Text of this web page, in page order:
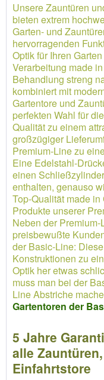
Unsere Zauntüren
bieten extrem
Garten- und
hervorragenden
Optik für Ihren
Verarbeitung made
Behandlung streng
kombiniert mit
Gartentore und
perfekten Wahl für
Qualität zu einem
großzügiger
Premium-Line zu
Eine Edelstahl-
einen
enthalten, genauso
Top-Qualität made
Produkte unserer
Neben der
preisbewußte
der Basic-Line:
Konstruktionen zu
Optik her etwas
muss man bei der
Line Abstriche
Gartentoren der
5 Jahre
alle
Einfahrtstore